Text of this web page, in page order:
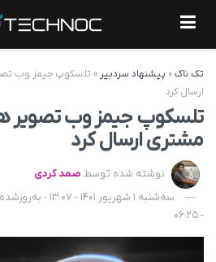
تک ناک»پیشنهاد سردبیر»تلسکوپ جیمز وب
ارسال کرد
تلسکوپ جیمز وب تصویر
مشتری ارسال کرد
نوشته شده توسطصمد کردی
- 06:25